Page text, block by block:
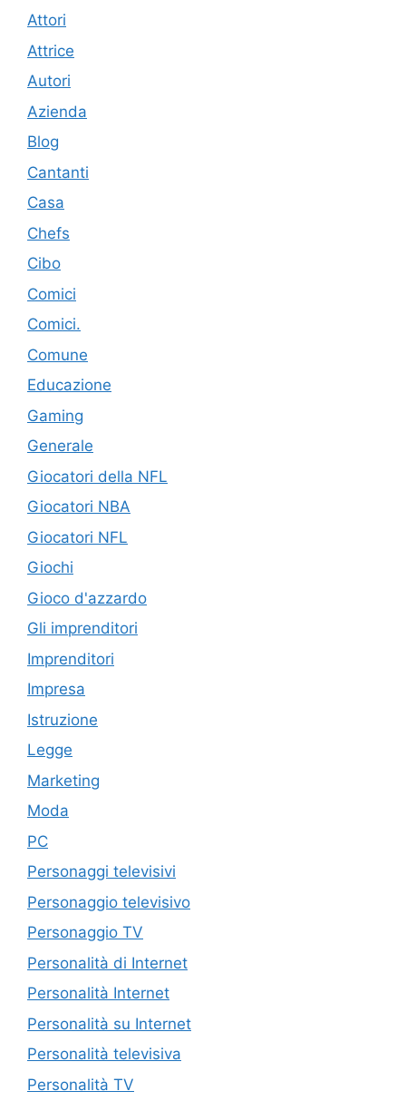
Attori
Attrice
Autori
Azienda
Blog
Cantanti
Casa
Chefs
Cibo
Comici
Comici.
Comune
Educazione
Gaming
Generale
Giocatori della NFL
Giocatori NBA
Giocatori NFL
Giochi
Gioco d'azzardo
Gli imprenditori
Imprenditori
Impresa
Istruzione
Legge
Marketing
Moda
PC
Personaggi televisivi
Personaggio televisivo
Personaggio TV
Personalità di Internet
Personalità Internet
Personalità su Internet
Personalità televisiva
Personalità TV